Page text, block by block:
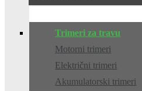
Trimeri za travu
Motorni trimeri
Električni trimeri
Akumulatorski trimeri